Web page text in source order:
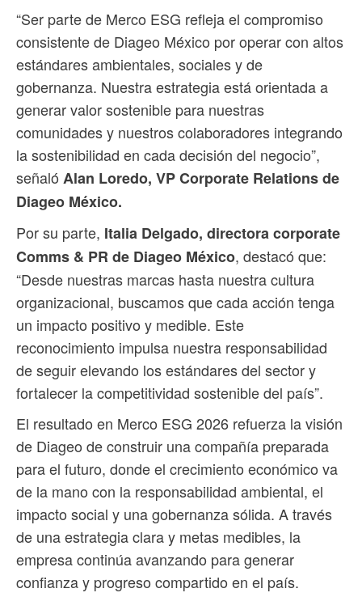
“Ser parte de Merco ESG refleja el compromiso
consistente de Diageo México por operar con altos
estándares ambientales, sociales y de
gobernanza. Nuestra estrategia está orientada a
generar valor sostenible para nuestras
comunidades y nuestros colaboradores integrando
la sostenibilidad en cada decisión del negocio”,
señaló Alan Loredo, VP Corporate Relations de
Diageo México.
Por su parte, Italia Delgado, directora corporate
Comms & PR de Diageo México, destacó que:
“Desde nuestras marcas hasta nuestra cultura
organizacional, buscamos que cada acción tenga
un impacto positivo y medible. Este
reconocimiento impulsa nuestra responsabilidad
de seguir elevando los estándares del sector y
fortalecer la competitividad sostenible del país”.
El resultado en Merco ESG 2026 refuerza la visión
de Diageo de construir una compañía preparada
para el futuro, donde el crecimiento económico va
de la mano con la responsabilidad ambiental, el
impacto social y una gobernanza sólida. A través
de una estrategia clara y metas medibles, la
empresa continúa avanzando para generar
confianza y progreso compartido en el país.